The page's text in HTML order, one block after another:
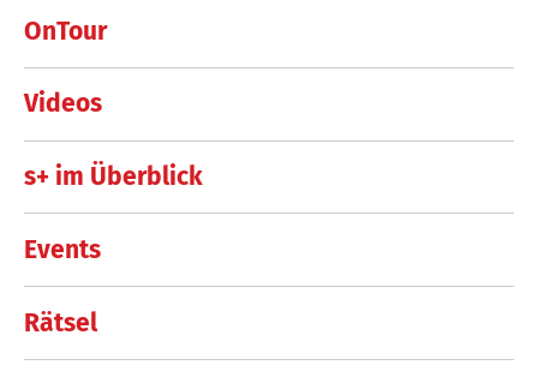
OnTour
Videos
s+ im Überblick
Events
Rätsel